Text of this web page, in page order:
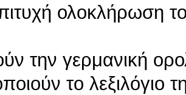
ολοκλήρωση
την γερμανική
το λεξιλόγιο